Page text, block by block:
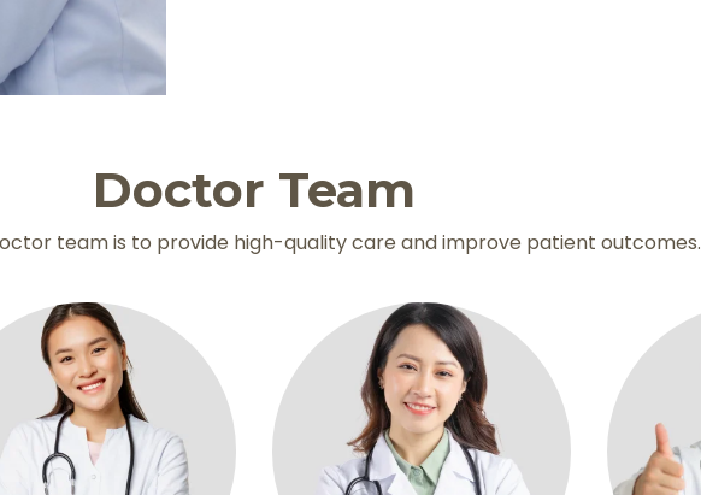
Doctor Team
team is to provide high-quality care and improve patient outcomes.